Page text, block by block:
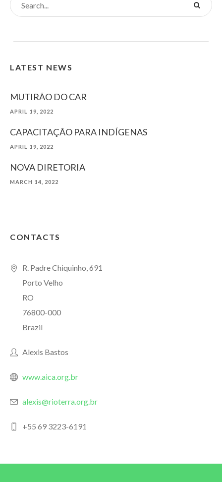
LATEST NEWS
MUTIRÃO DO CAR
APRIL 19, 2022
CAPACITAÇÃO PARA INDÍGENAS
APRIL 19, 2022
NOVA DIRETORIA
MARCH 14, 2022
CONTACTS
R. Padre Chiquinho, 691
Porto Velho
RO
76800-000
Brazil
Alexis Bastos
www.aica.org.br
alexis@rioterra.org.br
+55 69 3223-6191